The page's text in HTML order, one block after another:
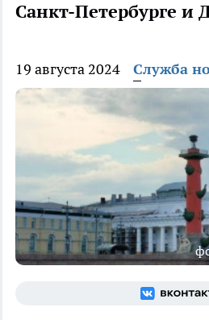
Санкт-Петербурге и
19 августа 2024 Служба